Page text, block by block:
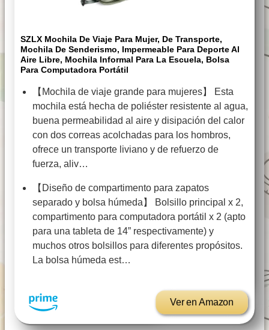
SZLX Mochila De Viaje Para Mujer, De Transporte,
Mochila De Senderismo, Impermeable Para Deporte Al
Aire Libre, Mochila Informal Para La Escuela, Bolsa
Para Computadora Portátil
【Mochila de viaje grande para mujeres】 Esta
mochila está hecha de poliéster resistente al agua,
buena permeabilidad al aire y disipación del calor
con dos correas acolchadas para los hombros,
ofrece un transporte liviano y de refuerzo de
fuerza, aliv…
【Diseño de compartimento para zapatos
separado y bolsa húmeda】 Bolsillo principal x 2,
compartimento para computadora portátil x 2 (apto
para una tableta de 14” respectivamente) y
muchos otros bolsillos para diferentes propósitos.
La bolsa húmeda est…
Ver en Amazon